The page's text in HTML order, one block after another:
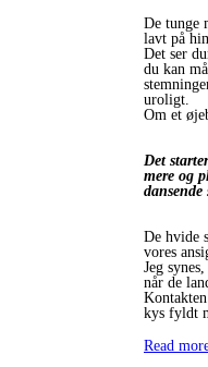
De tunge
lavt på
Det ser
du kan
uroligt.
Om et
Det
mere og
De hvide
vores
Jeg
når de
kys fyldt
Read